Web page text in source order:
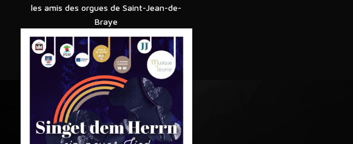
les amis des orgues de Saint-Jean-de-
Braye